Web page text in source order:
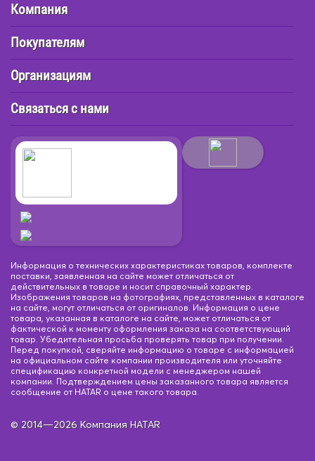
Компания
Покупателям
Организациям
Связаться с нами
Информация о технических характеристиках товаров, комплекте
поставки, заявленная на сайте может отличаться от
действительных в товаре и носит справочный характер.
Изображения товаров на фотографиях, представленных в каталоге
на сайте, могут отличаться от оригиналов. Информация о цене
товара, указанная в каталоге на сайте, может отличаться от
фактической к моменту оформления заказа на соответствующий
товар. Убедительная просьба проверять товар при получении.
Перед покупкой, сверяйте информацию о товаре с информацией
на официальном сайте компании производителя или уточняйте
спецификацию конкретной модели с менеджером нашей
компании. Подтверждением цены заказанного товара является
сообщение от HATAR о цене такого товара.
© 2014—2026 Компания HATAR